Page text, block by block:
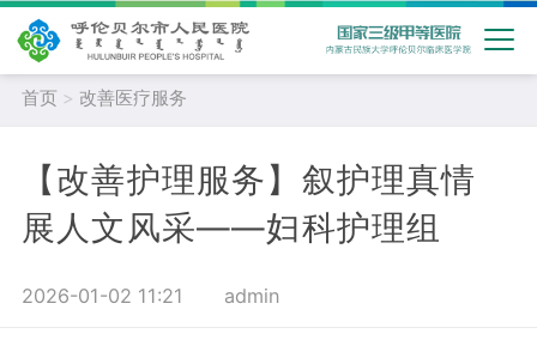
首页 > 改善医疗服务
【改善护理服务】叙护理真情
展人文风采——妇科护理组
2026-01-02 11:21 admin